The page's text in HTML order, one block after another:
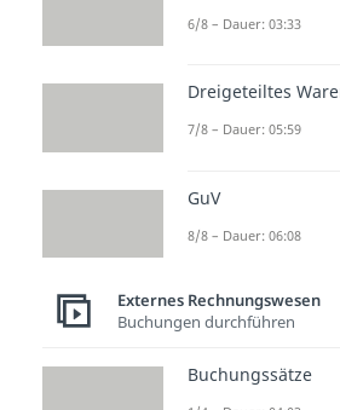
Vorsteuer
2. Stufe
zur
(02:34)
6/8 – Dauer: 03:33
Dreigeteiltes
7/8 – Dauer: 05:59
GuV
8/8 – Dauer: 06:08
Externes Rechnungswesen
Buchungen durchführen
Buchungssätze